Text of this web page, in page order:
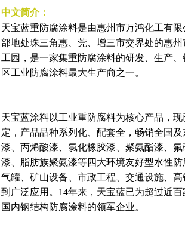
中文简介：
天宝蓝重防腐涂料是由惠州市万鸿化工有
部地处珠三角惠、莞、增三市交界处的惠
工园，是一家集重防腐涂料的研发、生产
区工业防腐涂料最大生产商之一。
天宝蓝涂料以工业重防腐料为核心产品，
定，产品品种系列化、配套全，畅销全国
漆、丙烯酸漆、氯化橡胶漆、聚氨酯漆、
漆、脂肪族聚氨漆等四大环境友好型水性
气罐、矿山设备、市政工程、交通设施、
到广泛应用。14年来，天宝蓝已为超过近
国内钢结构防腐涂料的领军企业。